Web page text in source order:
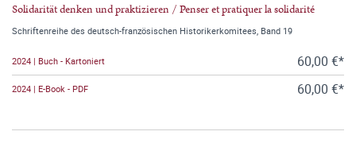
Solidarität denken und praktizieren / Penser et pratiquer la solidarité
Schriftenreihe des deutsch-französischen Historikerkomitees, Band 19
2024 | Buch - Kartoniert 60,00 €*
2024 | E-Book - PDF 60,00 €*